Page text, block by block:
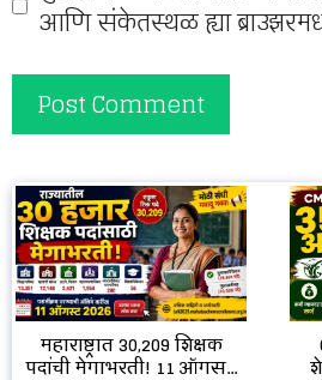
आणि संकेतस्थळ ह्या
महाराष्ट्रात 30,209 शिक्षक
पदांची मेगाभरती! 11 ऑगस...